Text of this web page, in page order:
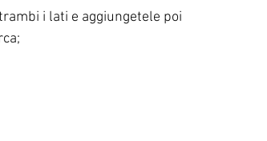
i lati e aggiungetele poi